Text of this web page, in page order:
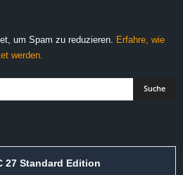
um Spam zu reduzieren.
Erfahre, wie
werden.
27 Standard Edition